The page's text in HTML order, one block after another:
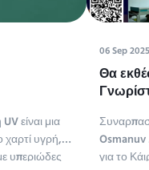
είναι μια
υγρή,
υπεριώδες
06 Sep 2025
Θα
Tissue
για το